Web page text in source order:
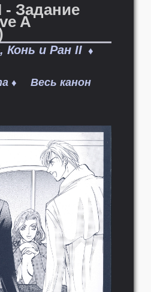
- Задание
A
Конь и Ран II ♦
♦ Весь канон